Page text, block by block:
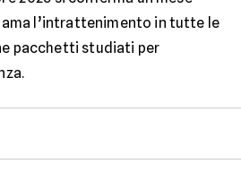
l’intrattenimento in tutte le
pacchetti studiati per